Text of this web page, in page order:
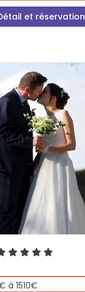
et réservation
à 1510€